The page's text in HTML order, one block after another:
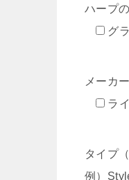
ハープ
グ
メーカ
ラ
タイプ
例）